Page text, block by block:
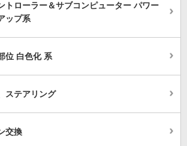
トローラー＆サブコンピューター パワー
ップ系
位 白色化 系
ステアリング
交換